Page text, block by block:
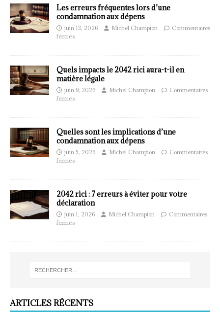
Les erreurs fréquentes lors d’une
condamnation aux dépens
juin 13, 2026 Michel Champion
Commentaires
fermés
Quels impacts le 2042 rici aura-t-il en
matière légale
juin 9, 2026 Michel Champion
Commentaires
fermés
Quelles sont les implications d’une
condamnation aux dépens
juin 5, 2026 Michel Champion
Commentaires
fermés
2042 rici : 7 erreurs à éviter pour votre
déclaration
juin 1, 2026 Michel Champion
Commentaires
fermés
ARTICLES RÉCENTS